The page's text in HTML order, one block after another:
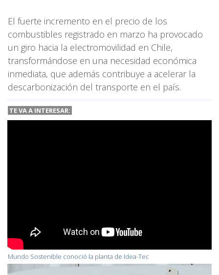
El fuerte incremento en el precio de los
combustibles registrado en marzo ha provocado
un giro hacia la electromovilidad en Chile,
transformándose en una necesidad económica
inmediata, que además contribuye a acelerar la
descarbonización del transporte en el país.
TE VA A INTERESAR:
Mundo Sostenible conoció la planta de Idea-Tec